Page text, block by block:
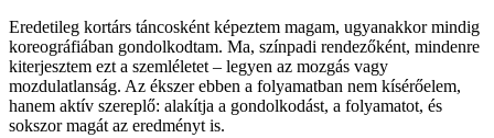
Eredetileg kortárs táncosként képeztem magam, ugyanakkor mindig
koreográfiában gondolkodtam. Ma, színpadi rendezőként, mindenre
kiterjesztem ezt a szemléletet – legyen az mozgás vagy
mozdulatlanság. Az ékszer ebben a folyamatban nem kísérőelem,
hanem aktív szereplő: alakítja a gondolkodást, a folyamatot, és
sokszor magát az eredményt is.